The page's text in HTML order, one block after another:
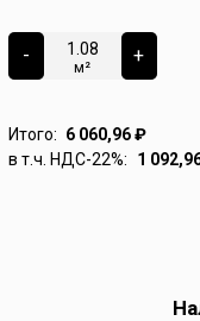
-
м²
+
Итого: 6 060,96₽
в т.ч. НДС-22%:
1